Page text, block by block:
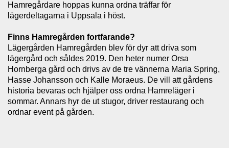
Hamregårdare hoppas kunna ordna träffar för
lägerdeltagarna i Uppsala i höst.
Finns Hamregården fortfarande?
Lägergården Hamregården blev för dyr att driva som
lägergård och såldes 2019. Den heter numer Orsa
Hornberga gård och drivs av de tre vännerna Maria Spring,
Hasse Johansson och Kalle Moraeus. De vill att gårdens
historia bevaras och hjälper oss ordna Hamreläger i
sommar. Annars hyr de ut stugor, driver restaurang och
ordnar event på gården.